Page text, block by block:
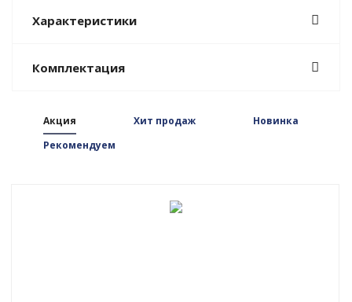
Характеристики
Комплектация
Акция Хит продаж
Новинка
Рекомендуем